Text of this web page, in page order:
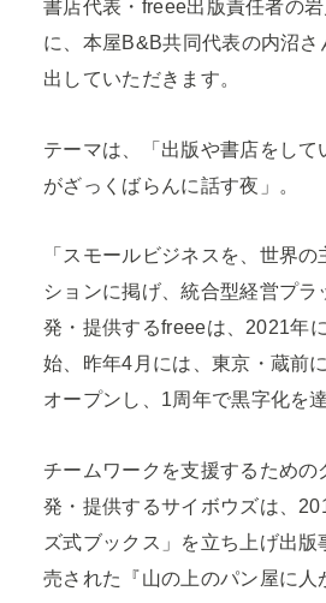
書店代表・freee出版責任者の
に、本屋B&B共同代表の内沼さ
出していただきます。
テーマは、「出版や書店をして
がざっくばらんに話す夜」。
「スモールビジネスを、世界
ションに掲げ、統合型経営プラ
発・提供するfreeeは、2021年
始、昨年4月には、東京・蔵前
オープンし、1周年で黒字化を
チームワークを支援するための
発・提供するサイボウズは、
ズ式ブックス」を立ち上げ出版
売された『山の上のパン屋に人